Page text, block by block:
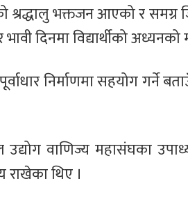
श्रद्धालु भक्तजन आएको र समग्र
दिनमा विद्यार्थीको
निर्माणमा सहयोग
वाणिज्य महासंघका
थिए ।